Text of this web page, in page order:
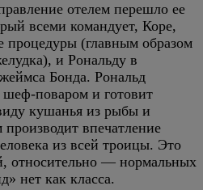
отелем перешло ее
всеми командует, Коре,
процедуры (главным образом
и Рональду в
Бонда. Рональд
шеф-поваром и готовит
кушанья из рыбы и
впечатление
из всей троицы. Это
относительно — нормальных
нет как класса.